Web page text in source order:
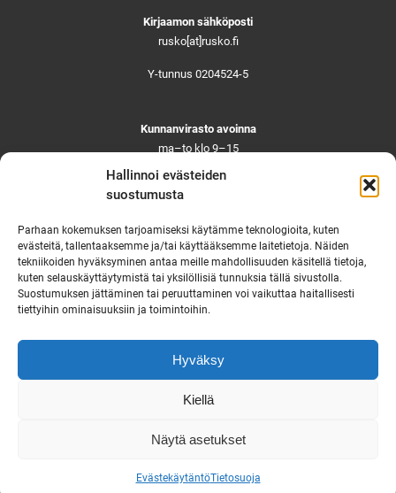
Hallinnoi evästeiden
suostumusta
Parhaan kokemuksen tarjoamiseksi käytämme teknologioita, kuten
evästeitä, tallentaaksemme ja/tai käyttääksemme laitetietoja. Näiden
tekniikoiden hyväksyminen antaa meille mahdollisuuden käsitellä tietoja,
kuten selauskäyttäytymistä tai yksilöllisiä tunnuksia tällä sivustolla.
Suostumuksen jättäminen tai peruuttaminen voi vaikuttaa haitallisesti
tiettyihin ominaisuuksiin ja toimintoihin.
Hyväksy
Kiellä
Näytä asetukset
EvästekäytäntöTietosuoja
Kirjaamon sähköposti
rusko[at]rusko.fi
Y-tunnus 0204524-5
Kunnanvirasto avoinna
ma–to klo 9–15
pe ja aattoina klo 9–14
Ruskon yhteystiedot
Virka-ajan ulkopuolella
Suunnittelu ja toteutus:Idearäätäli Oy